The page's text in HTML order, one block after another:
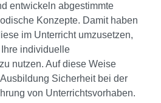
entwickeln abgestimmte
Konzepte. Damit haben
im Unterricht umzusetzen,
individuelle
nutzen. Auf diese Weise
Sicherheit bei der
von Unterrichtsvorhaben.